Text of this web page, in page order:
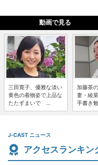
動画で見る
三田寛子、優雅な淡い
黄色の着物姿で上品な
たたずまいで ...
加藤茶
妻・綾
手書き
J-CAST ニュース
アクセスランキン